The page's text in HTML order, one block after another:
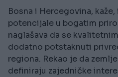
Bosna i Hercegovina, kaže,
potencijale u bogatim
naglašava da se
dodatno potstaknuti
regiona. Rekao je da
definiraju zajedničke